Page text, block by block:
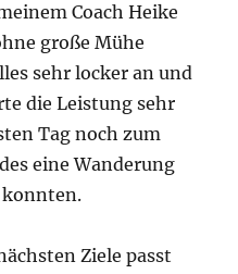
Coach Heike
große Mühe
sehr locker an und
die Leistung sehr
Tag noch zum
eine Wanderung
konnten.
Ziele passt